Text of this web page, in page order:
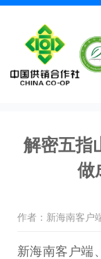
解密五指
做
作者：新海南客户
新海南客户端